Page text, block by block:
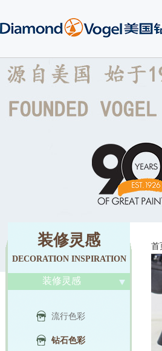
装修灵感
DECORATION INSPIRATION
装修灵感
流行色彩
钻石色彩
首